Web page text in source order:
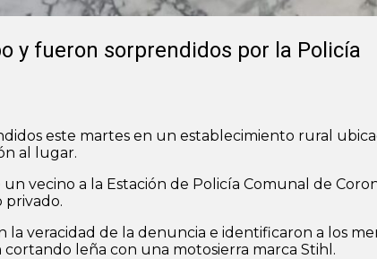
y fueron sorprendidos por la Policía
este martes en un establecimiento rural
al lugar.
vecino a la Estación de Policía Comunal de
veracidad de la denuncia e identificaron a los
leña con una motosierra marca Stihl.